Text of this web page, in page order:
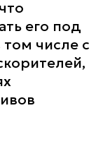
его под
том числе с